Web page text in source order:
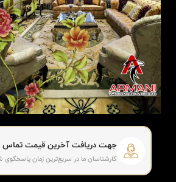
جهت دریافت آخرین قیمت تماس
کارشناسان ما در سریع‌ترین زمان